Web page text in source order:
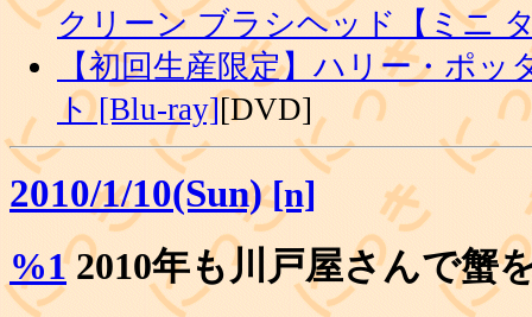
クリーン ブラシヘッド【ミニ
【初回生産限定】ハリー・ポ
ト [Blu-ray][DVD]
2010/1/10(Sun) [n]
%12010年も川戸屋さんで蟹